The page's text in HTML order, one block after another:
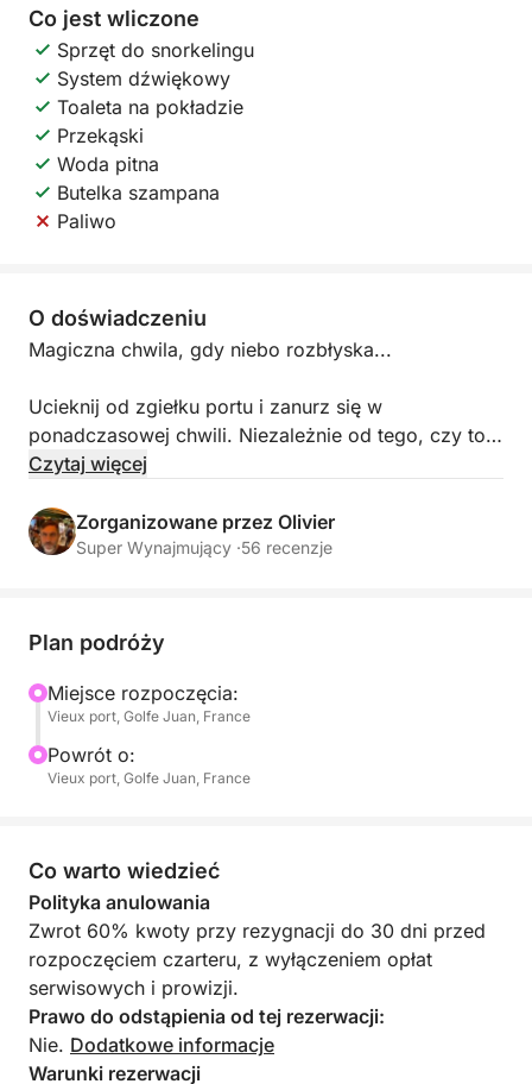
Co jest wliczone
Sprzęt do snorkelingu
System dźwiękowy
Toaleta na pokładzie
Przekąski
Woda pitna
Butelka szampana
Paliwo
O doświadczeniu
Magiczna chwila, gdy niebo rozbłyska...
Ucieknij od zgiełku portu i zanurz się w
ponadczasowej chwili. Niezależnie od tego, czy to z
okazji oświadczyn, rocznicy, czy po prostu dla
najpiękniejszych zakątkach Lazurowego Wybrzeża.
gdy światło zmienia się w złote, na spokojny rejs
Idealne miejsce: Rzucimy kotwicę w spokojnej
zatoce (Zatoka Miliarderów lub między Wyspami
Leryńskimi), aby podziwiać zachód słońca za
Wykwintny aperitif: Delektuj się schłodzoną butelką
szampana w towarzystwie lokalnych przysmaków,
ukołysaną delikatnym pluskiem wody.
Kąpiel o zachodzie słońca: Dla bardziej odważnych
zanurz się w spokojnej wodzie i ciesz się absolutną
ciszą morza na koniec dnia.
Czytaj więcej
Zorganizowane przez Olivier
Super Wynajmujący ·56 recenzje
Plan podróży
Miejsce rozpoczęcia:
Vieux port, Golfe Juan, France
Powrót o:
Vieux port, Golfe Juan, France
Co warto wiedzieć
Polityka anulowania
Zwrot 60% kwoty przy rezygnacji do 30 dni przed
rozpoczęciem czarteru, z wyłączeniem opłat
serwisowych i prowizji.
Prawo do odstąpienia od tej rezerwacji:
Nie. Dodatkowe informacje
Warunki rezerwacji